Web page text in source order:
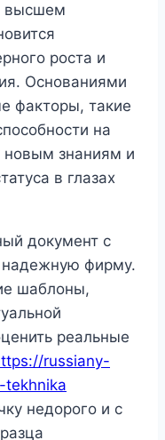
высшем
роста и
Основаниями
факторы, такие
на
новым знаниям и
в глазах
документ с
надежную фирму.
шаблоны,
реальные
russiany-
tekhnika
недорого и с